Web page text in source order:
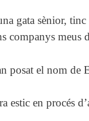
gata sènior,
companys meus
posat el nom de
estic en procés